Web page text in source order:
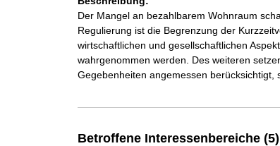
Der Mangel an bezahlbarem Wohnraum
Regulierung ist die Begrenzung der
wirtschaftlichen und gesellschaftlichen
wahrgenommen werden. Des weiteren
Gegebenheiten angemessen berücksichtigt,
Betroffene Interessenbereiche (5)